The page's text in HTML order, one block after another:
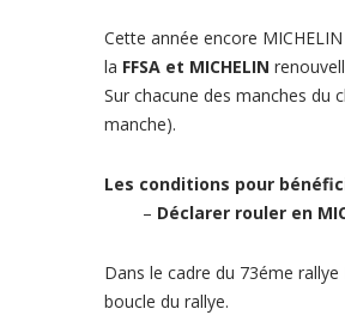
Cette année encore
la FFSA et MICHELIN
Sur chacune des manches du
manche).
Les conditions pour
– Déclarer rouler en
Dans le cadre du 73éme
boucle du rallye.